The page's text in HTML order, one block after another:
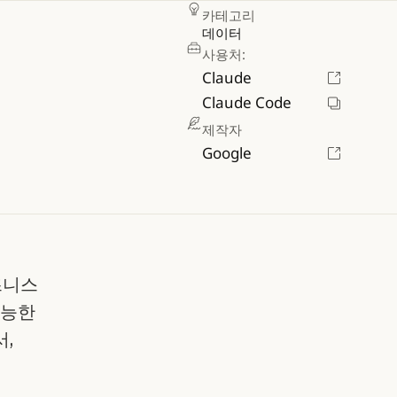
카테고리
데이터
사용처:
Claude
Claude Code
제작자
Google
스
한
,